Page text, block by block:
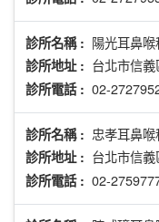
診所名稱 : 陽光耳鼻
診所地址 : 台北市信
診所電話 : 02-
診所名稱 : 忠孝耳鼻
診所地址 : 台北市信
診所電話 : 02-